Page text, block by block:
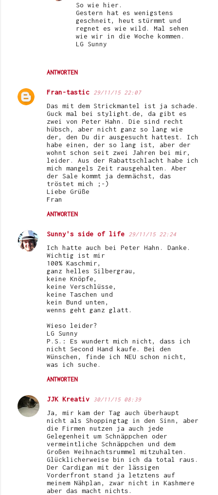
ANTWORTEN
So wie hier.
Gestern hat es wenigstens
geschneit, heut stürmmt und
regnet es wie wild. Mal sehen
wie wir in die Woche kommen.
LG Sunny
Fran-tastic 29/11/15 22:07
Das mit dem Strickmantel ist ja schade.
Guck mal bei stylight.de, da gibt es
zwei von Peter Hahn. Die sind recht
hübsch, aber nicht ganz so lang wie
der, den Du dir ausgesucht hattest. Ich
habe einen, der so lang ist, aber der
wohnt schon seit zwei Jahren bei mir,
leider. Aus der Rabattschlacht habe ich
mich mangels Zeit rausgehalten. Aber
der Sale kommt ja demnächst, das
tröstet mich ;-)
Liebe Grüße
Fran
ANTWORTEN
Sunny's side of life 29/11/15 22:24
Ich hatte auch bei Peter Hahn. Danke.
Wichtig ist mir
100% Kaschmir,
ganz helles Silbergrau,
keine Knöpfe,
keine Verschlüsse,
keine Taschen und
kein Bund unten,
wenns geht ganz glatt.
Wieso leider?
LG Sunny
P.S.: Es wundert mich nicht, dass ich
nicht Second Hand kaufe. Bei den
Wünschen, finde ich NEU schon nicht,
was ich suche.
ANTWORTEN
JJK Kreativ 30/11/15 08:39
Ja, mir kam der Tag auch überhaupt
nicht als Shoppingtag in den Sinn, aber
die Firmen nutzen ja auch jede
Gelegenheit um Schnäppchen oder
vermeintliche Schnäppchen und dem
Großen Weihnachtsrummel mitzuhalten.
Glücklicherweise bin ich da total raus.
Der Cardigan mit der lässigen
Vorderfront stand ja letztens auf
meinem Nähplan, zwar nicht in Kashmere
aber das macht nichts.